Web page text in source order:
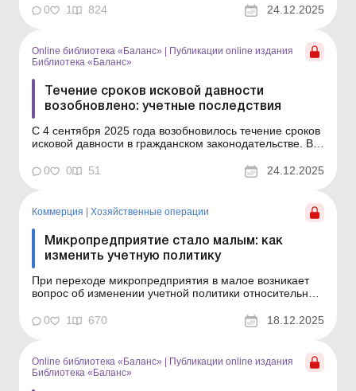
имеет этот факт для плательщиков налога на прибыль,
плательщиков НДС, единого налога, а также для
14.05.20...
0 1 824 24.12.2025
Online библиотека «Баланс» | Публикации online издания
Библиотека «Баланс»
Течение сроков исковой давности
возобновлено: учетные последствия
С 4 сентября 2025 года возобновилось течение сроков
исковой давности в гражданском законодательстве. В
имеет этот факт для плательщиков налога на прибыль,
плательщиков НДС, единого налога, а также для
0 0 51 24.12.2025
Коммерция Хозяйственные операции
Микропредприятие стало малым: как
изменить учетную политику
При переходе микропредприятия в малое возникает
вопрос об изменении учетной политики относительно
и т. п. В статье расскажем, что предприятие должно
принять во внимание, изменяя группу по размеру. С
0 1 670 18.12.2025
Online библиотека «Баланс»
Публикации online издания
Библиотека «Баланс»